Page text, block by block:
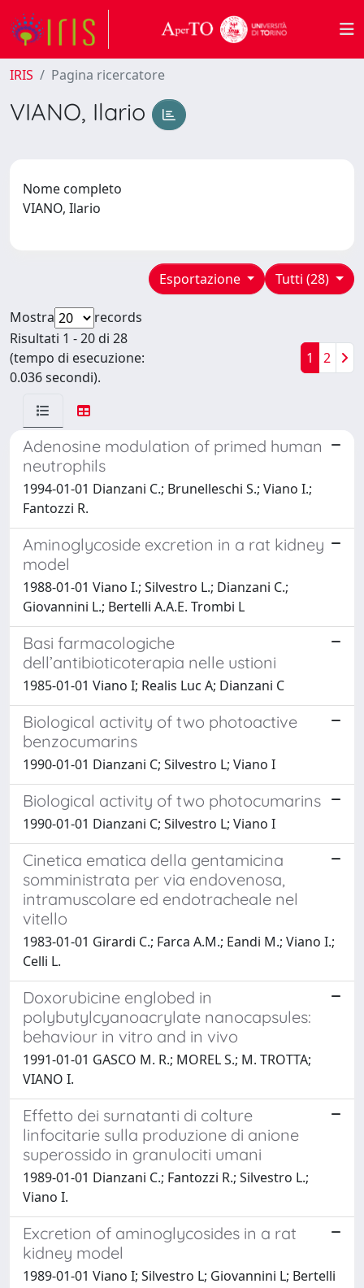
IRIS Pagina ricercatore
VIANO, Ilario
Nome completo
VIANO, Ilario
Tutti (28)
Esportazione
Mostra
records
Risultati 1 - 20 di 28
(tempo di esecuzione:
0.036 secondi).
1 2
Adenosine modulation of primed human
neutrophils
1994-01-01 Dianzani C.; Brunelleschi S.; Viano I.;
Fantozzi R.
Aminoglycoside excretion in a rat kidney
model
1988-01-01 Viano I.; Silvestro L.; Dianzani C.;
Giovannini L.; Bertelli A.A.E. Trombi L
Basi farmacologiche
dell’antibioticoterapia nelle ustioni
1985-01-01 Viano I; Realis Luc A; Dianzani C
Biological activity of two photoactive
benzocumarins
1990-01-01 Dianzani C; Silvestro L; Viano I
Biological activity of two photocumarins
1990-01-01 Dianzani C; Silvestro L; Viano I
Cinetica ematica della gentamicina
somministrata per via endovenosa,
intramuscolare ed endotracheale nel
vitello
1983-01-01 Girardi C.; Farca A.M.; Eandi M.; Viano I.;
Celli L.
Doxorubicine englobed in
polybutylcyanoacrylate nanocapsules:
behaviour in vitro and in vivo
1991-01-01 GASCO M. R.; MOREL S.; M. TROTTA;
VIANO I.
Effetto dei surnatanti di colture
linfocitarie sulla produzione di anione
superossido in granulociti umani
1989-01-01 Dianzani C.; Fantozzi R.; Silvestro L.;
Viano I.
Excretion of aminoglycosides in a rat
kidney model
1989-01-01 Viano I; Silvestro L; Giovannini L; Bertelli